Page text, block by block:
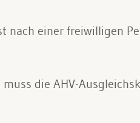
nach einer freiwilligen
die AHV-